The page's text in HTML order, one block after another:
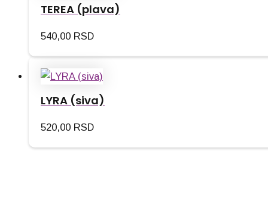
TEREA (plava)
540,00 RSD
LYRA (siva)
520,00 RSD